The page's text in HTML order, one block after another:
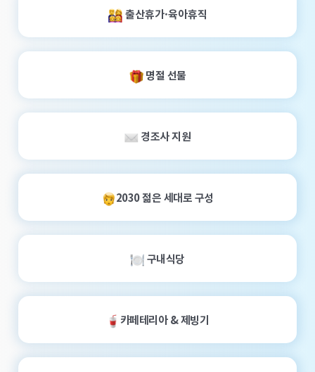
출산휴가·육아휴직
명절 선물
경조사 지원
2030 젊은 세대로 구성
구내식당
카페테리아 & 제빙기